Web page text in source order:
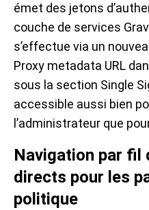
émet des jetons
couche de services
s’effectue via un
Proxy metadata URL
sous la section Single
accessible aussi bien
l’administrateur que
Navigation par fil
directs pour les
politique